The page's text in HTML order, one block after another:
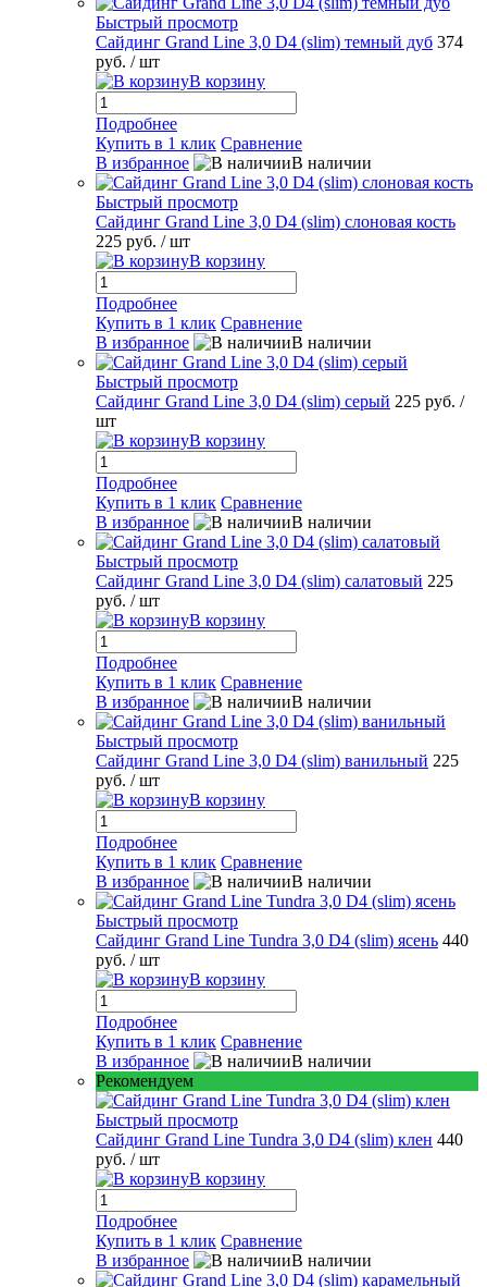
Быстрый просмотр
Сайдинг Grand Line 3,0 D4 (slim) темный дуб 374
руб. / шт
В корзину
Подробнее
Купить в 1 клик Сравнение
В избранное
В наличии
Быстрый просмотр
Сайдинг Grand Line 3,0 D4 (slim) слоновая кость
225 руб. / шт
В корзину
Подробнее
Купить в 1 клик Сравнение
В избранное
В наличии
Быстрый просмотр
Сайдинг Grand Line 3,0 D4 (slim) серый 225 руб. /
шт
В корзину
Подробнее
Купить в 1 клик Сравнение
В избранное
В наличии
Быстрый просмотр
Сайдинг Grand Line 3,0 D4 (slim) салатовый 225
руб. / шт
В корзину
Подробнее
Купить в 1 клик Сравнение
В избранное
В наличии
Быстрый просмотр
Сайдинг Grand Line 3,0 D4 (slim) ванильный 225
руб. / шт
В корзину
Подробнее
Купить в 1 клик Сравнение
В избранное
В наличии
Быстрый просмотр
Сайдинг Grand Line Tundra 3,0 D4 (slim) ясень 440
руб. / шт
В корзину
Подробнее
Купить в 1 клик Сравнение
В избранное
В наличии
Рекомендуем
Быстрый просмотр
Сайдинг Grand Line Tundra 3,0 D4 (slim) клен 440
руб. / шт
В корзину
Подробнее
Купить в 1 клик Сравнение
В избранное
В наличии